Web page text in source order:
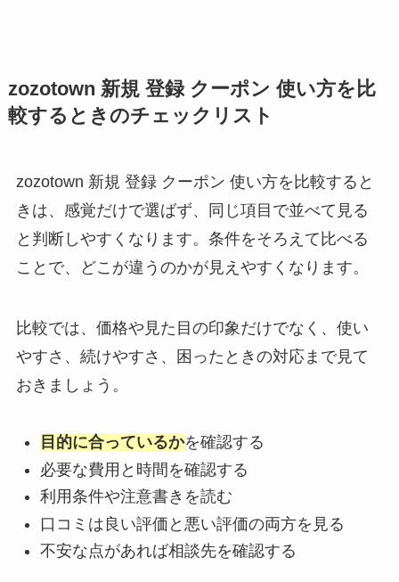
zozotown 新規 登録 クーポン 使い方を比
較するときのチェックリスト
zozotown 新規 登録 クーポン 使い方を比較すると
きは、感覚だけで選ばず、同じ項目で並べて見る
と判断しやすくなります。条件をそろえて比べる
ことで、どこが違うのかが見えやすくなります。
比較では、価格や見た目の印象だけでなく、使い
やすさ、続けやすさ、困ったときの対応まで見て
おきましょう。
目的に合っているかを確認する
必要な費用と時間を確認する
利用条件や注意書きを読む
口コミは良い評価と悪い評価の両方を見る
不安な点があれば相談先を確認する